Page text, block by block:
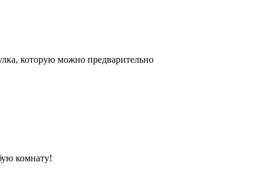
которую можно предварительно
комнату!